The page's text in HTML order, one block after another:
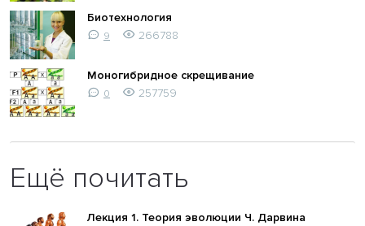
Биотехнология
9 266788
Моногибридное скрещивание
0 257759
Ещё почитать
Лекция 1. Теория эволюции Ч. Дарвина